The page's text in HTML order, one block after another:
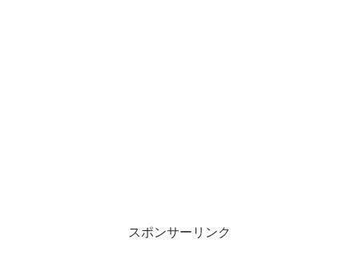
スポンサーリンク